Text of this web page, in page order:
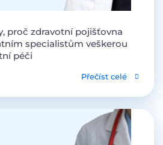
proč zdravotní pojišťovna
specialistům veškerou
péči
Přečíst celé